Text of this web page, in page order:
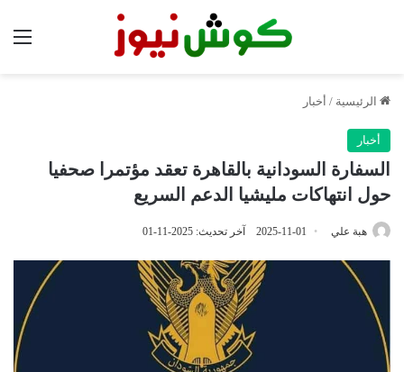
الرئيسية / أخبار
أخبار
السفارة السودانية بالقاهرة تعقد مؤتمرا صحفيا
حول انتهاكات مليشيا الدعم السريع
هبة علي 2025-11-01 آخر تحديث: 2025-11-01